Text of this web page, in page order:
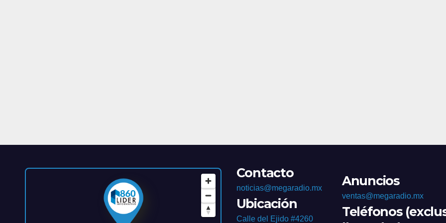
Contacto
noticias@megaradio.mx
Ubicación
Calle del Ejido #4260
Anuncios
ventas@megaradio.mx
Teléfonos